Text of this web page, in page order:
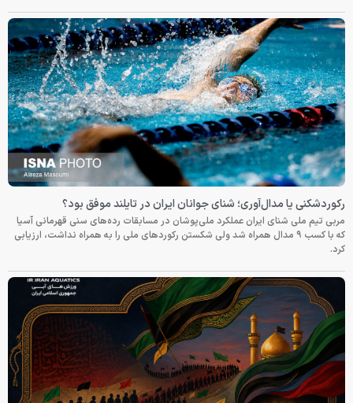
رکوردشکنی یا مدال‌آوری؛ شنای جوانان ایران در تایلند موفق بود؟
مربی تیم ملی شنای ایران عملکرد ملی‌پوشان در مسابقات رده‌های سنی قهرمانی آسیا
که با کسب ۹ مدال همراه شد ولی شکستن رکوردهای ملی را به همراه نداشت، ارزیابی
کرد.